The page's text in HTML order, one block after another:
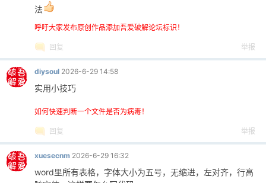
法
呼吁大家发布原创作品添加吾爱破解论坛标识！
回复 举报
diysoul 2026-6-29 14:58
实用小技巧
如何快速判断一个文件是否为病毒！
回复 举报
xuesecnm 2026-6-29 16:32
word里所有表格，字体大小为五号，无缩进，左对齐，行高